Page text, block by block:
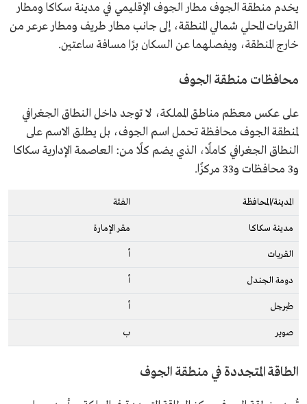
يخدم منطقة الجوف مطار الجوف الإقليمي في مدينة سكاكا ومطار
القريات المحلي شمالي المنطقة، إلى جانب مطار طريف ومطار عرعر من
خارج المنطقة، ويفصلهما عن السكان برًا مسافة ساعتين.
محافظات منطقة الجوف
على عكس معظم مناطق المملكة، لا توجد داخل النطاق الجغرافي
لمنطقة الجوف محافظة تحمل اسم الجوف، بل يطلق الاسم على
النطاق الجغرافي كاملًا، الذي يضم كلًا من: العاصمة الإدارية سكاكا
و3 محافظات و33 مركزًا.
المدينة/المحافظة الفئة
مدينة سكاكا مقر الإمارة
القريات أ
دومة الجندل أ
طبرجل أ
صوير ب
الطاقة المتجددة في منطقة الجوف